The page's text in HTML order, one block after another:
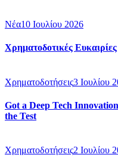
Νέα10 Ιουλίου 2026
Χρηματοδοτικές
Χρηματοδοτήσεις3 Ιουλίου
Got a Deep Tech
the Test
Χρηματοδοτήσεις2 Ιουλίου